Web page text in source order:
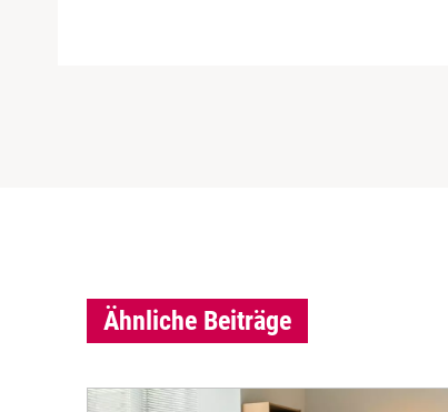
Ähnliche Beiträge